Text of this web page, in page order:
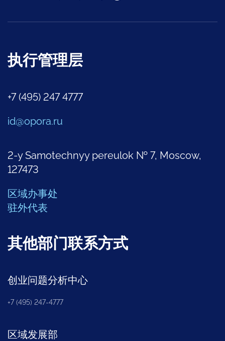
执行管理层
+7 (495) 247 4777
id@opora.ru
2-y Samotechnyy pereulok № 7, Moscow,
127473
区域办事处
驻外代表
其他部门联系方式
创业问题分析中心
+7 (495) 247-4777
区域发展部